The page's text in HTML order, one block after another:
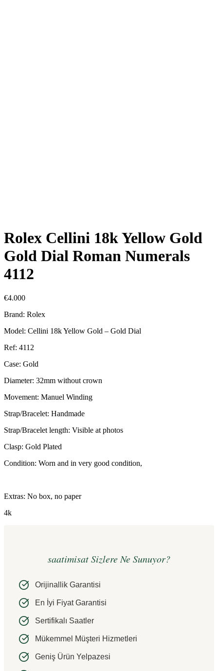
Rolex Cellini 18k Yellow Gold
Gold Dial Roman Numerals
4112
€4.000
Brand: Rolex
Model: Cellini 18k Yellow Gold – Gold Dial
Ref: 4112
Case: Gold
Diameter: 32mm without crown
Movement: Manuel Winding
Strap/Bracelet: Handmade
Strap/Bracelet length: Visible at photos
Clasp: Gold Plated
Condition: Worn and in very good condition,
Extras: No box, no paper
4k
saatimisat Sizlere Ne Sunuyor?
Orijinallik Garantisi
En İyi Fiyat Garantisi
Sertifikalı Saatler
Mükemmel Müşteri Hizmetleri
Geniş Ürün Yelpazesi